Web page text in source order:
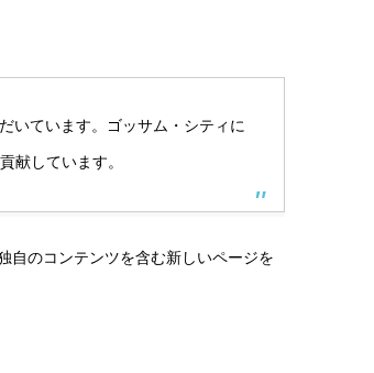
いています。ゴッサム・シティに
献しています。
自のコンテンツを含む新しいページを